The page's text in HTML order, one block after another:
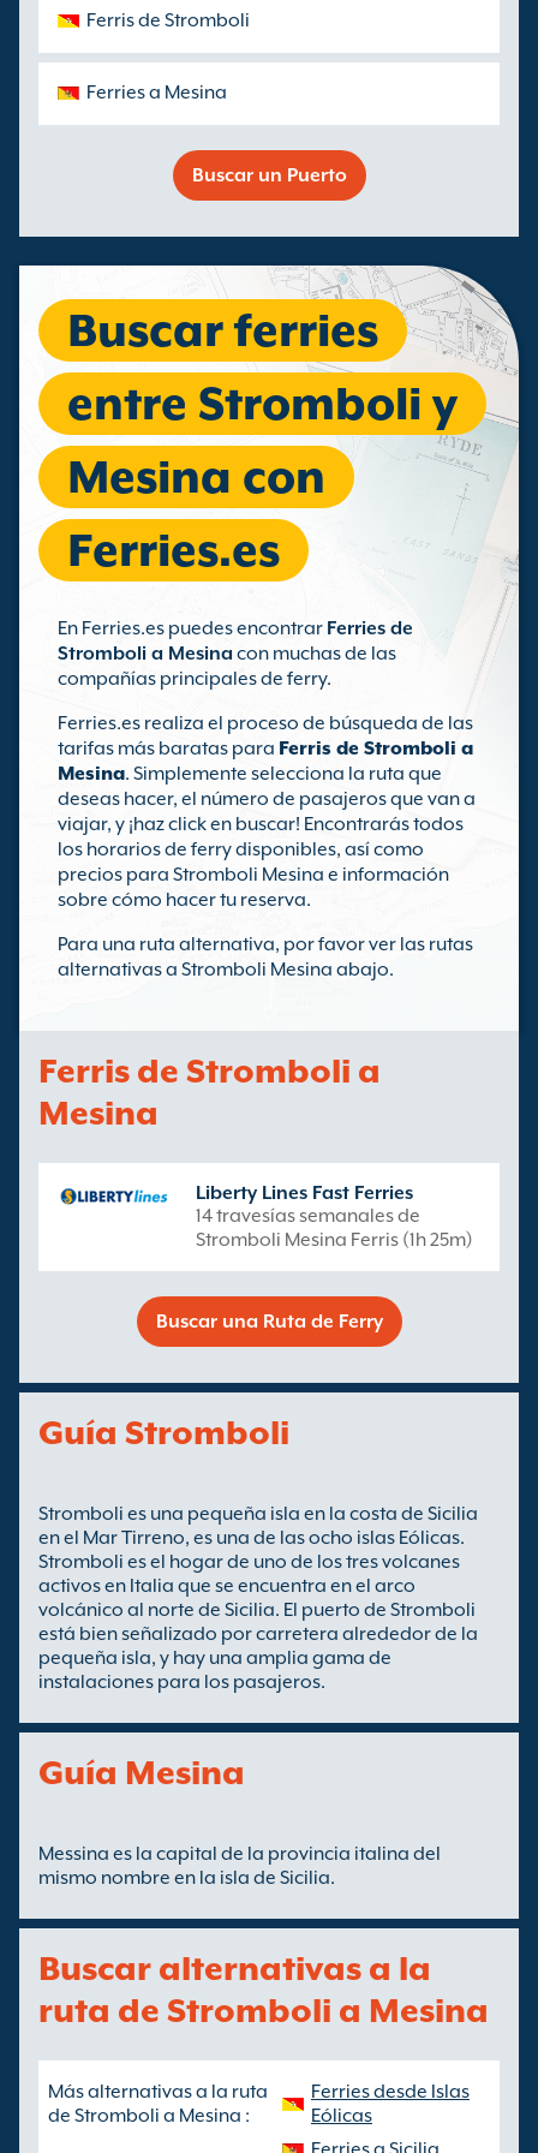
Ferris de Stromboli
Ferries a Mesina
Buscar un Puerto
Buscar ferries
entre Stromboli y
Mesina con
Ferries.es
En Ferries.es puedes encontrar Ferries de
Stromboli a Mesinacon muchas de las
compañías principales de ferry.
Ferries.es realiza el proceso de búsqueda de las
tarifas más baratas para Ferris de Stromboli a
Mesina. Simplemente selecciona la ruta que
deseas hacer, el número de pasajeros que van a
viajar, y ¡haz click en buscar! Encontrarás todos
los horarios de ferry disponibles, así como
precios para Stromboli Mesina e información
sobre cómo hacer tu reserva.
Para una ruta alternativa, por favor ver las rutas
alternativas a Stromboli Mesina abajo.
Ferris de Stromboli a
Mesina
Liberty Lines Fast Ferries
14 travesías semanales de
Stromboli Mesina Ferris (1h 25m)
Buscar una Ruta de Ferry
Guía Stromboli
Stromboli es una pequeña isla en la costa de Sicilia
en el Mar Tirreno, es una de las ocho islas Eólicas.
Stromboli es el hogar de uno de los tres volcanes
activos en Italia que se encuentra en el arco
volcánico al norte de Sicilia. El puerto de Stromboli
está bien señalizado por carretera alrededor de la
pequeña isla, y hay una amplia gama de
instalaciones para los pasajeros.
Guía Mesina
Messina es la capital de la provincia italina del
mismo nombre en la isla de Sicilia.
Buscar alternativas a la
ruta de Stromboli a Mesina
Más alternativas a la ruta
de Stromboli a Mesina :
Ferries desde Islas
Eólicas